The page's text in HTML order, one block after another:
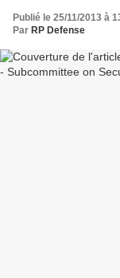
Publié le 25/11/2013 à
Par RP Defense